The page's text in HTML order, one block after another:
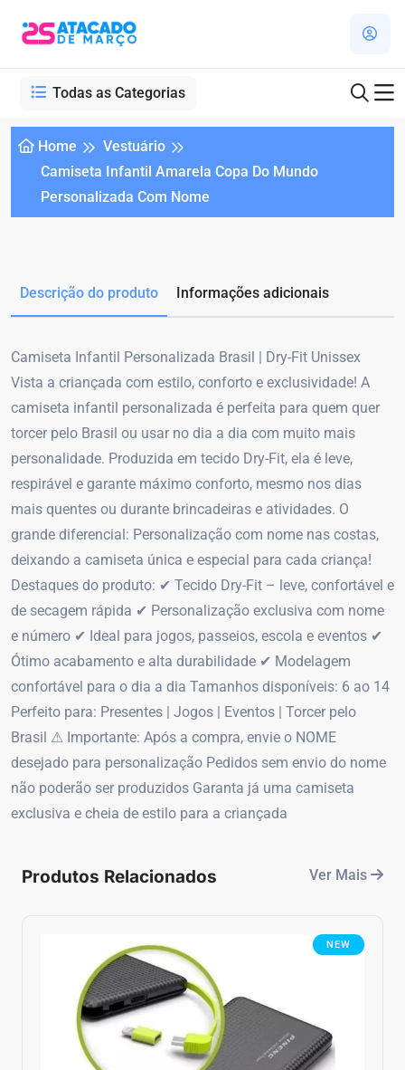
Todas as Categorias
Home
Vestuário
Camiseta Infantil Amarela Copa Do Mundo
Personalizada Com Nome
Descrição do produto Informações adicionais
Camiseta Infantil Personalizada Brasil | Dry-Fit Unissex
Vista a criançada com estilo, conforto e exclusividade! A
camiseta infantil personalizada é perfeita para quem quer
torcer pelo Brasil ou usar no dia a dia com muito mais
personalidade. Produzida em tecido Dry-Fit, ela é leve,
respirável e garante máximo conforto, mesmo nos dias
mais quentes ou durante brincadeiras e atividades. O
grande diferencial: Personalização com nome nas costas,
deixando a camiseta única e especial para cada criança!
Destaques do produto: ✔ Tecido Dry-Fit – leve, confortável e
de secagem rápida ✔ Personalização exclusiva com nome
e número ✔ Ideal para jogos, passeios, escola e eventos ✔
Ótimo acabamento e alta durabilidade ✔ Modelagem
confortável para o dia a dia Tamanhos disponíveis: 6 ao 14
Perfeito para: Presentes | Jogos | Eventos | Torcer pelo
Brasil ⚠ Importante: Após a compra, envie o NOME
desejado para personalização Pedidos sem envio do nome
não poderão ser produzidos Garanta já uma camiseta
exclusiva e cheia de estilo para a criançada
Produtos Relacionados Ver Mais
NEW